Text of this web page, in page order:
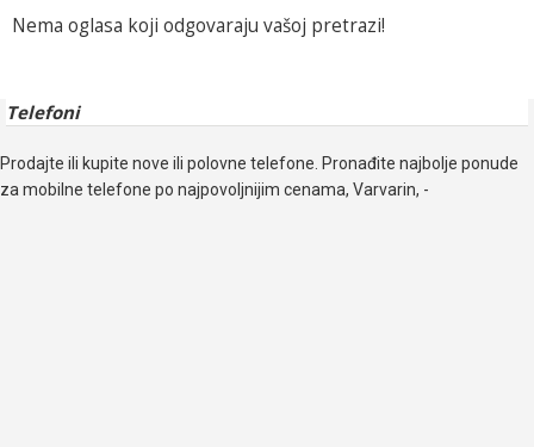
Nema oglasa koji odgovaraju vašoj pretrazi!
Telefoni
Prodajte ili kupite nove ili polovne telefone. Pronađite najbolje ponude
za mobilne telefone po najpovoljnijim cenama, Varvarin, -